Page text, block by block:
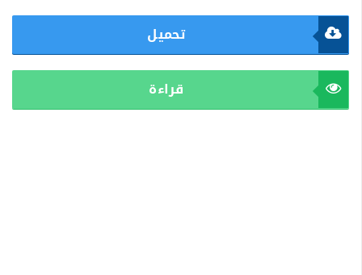
تحميل
قراءة